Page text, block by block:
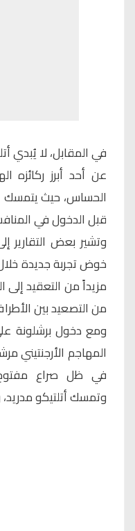
في المقابل، لا يُبدي
عن أحد أبرز ركائزه
الحساس، حيث يتمسك
قبل الدخول في
وتشير بعض التقارير
خوض تجربة جديدة
مزيداً من التعقيد
من التصعيد بين
ومع دخول برشلونة
المهاجم الأرجنتيني
في ظل صراع مفتوح
وتمسك أتلتيكو مدريد،